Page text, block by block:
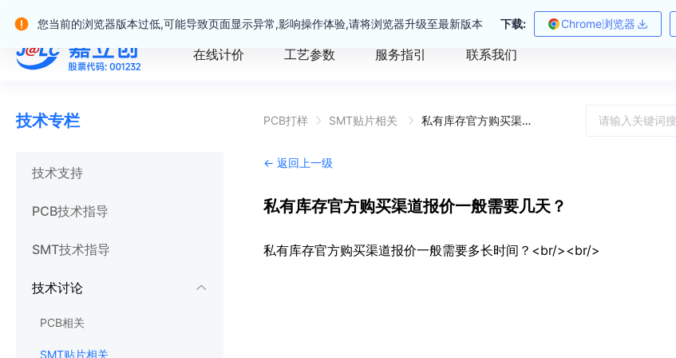
您当前的浏览器版本过低,可能导致页面显示异常,影响操作体验,请将浏览器升级至最新版本 下载: Chrome浏览器
嘉立创产业服务站群
在线计价 工艺参数 服务指引 联系我们
技术专栏
技术支持
PCB技术指导
SMT技术指导
技术讨论
PCB相关
SMT贴片相关
PCB打样 SMT贴片相关 私有库存官方购买渠道报价一般需要几天？
← 返回上一级
私有库存官方购买渠道报价一般需要几天？
私有库存官方购买渠道报价一般需要多长时间？<br/><br/>